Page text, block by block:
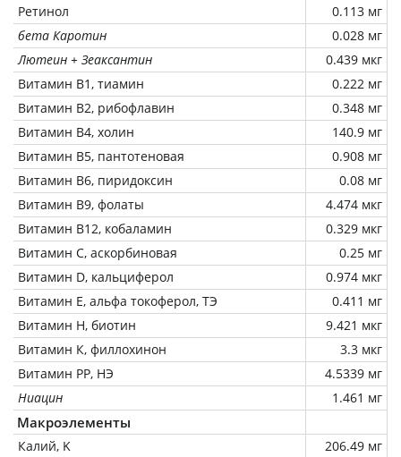
Ретинол
0.113 мг
бета Каротин
0.028 мг
Лютеин + Зеаксантин
0.439 мкг
Витамин В1, тиамин
0.222 мг
Витамин В2, рибофлавин
0.348 мг
Витамин В4, холин
140.9 мг
Витамин В5, пантотеновая
0.908 мг
Витамин В6, пиридоксин
0.08 мг
Витамин В9, фолаты
4.474 мкг
Витамин В12, кобаламин
0.329 мкг
Витамин C, аскорбиновая
0.25 мг
Витамин D, кальциферол
0.974 мкг
Витамин Е, альфа токоферол, ТЭ
0.411 мг
Витамин Н, биотин
9.421 мкг
Витамин К, филлохинон
3.3 мкг
Витамин РР, НЭ
4.5339 мг
Ниацин
1.461 мг
Макроэлементы
Калий, K
206.49 мг